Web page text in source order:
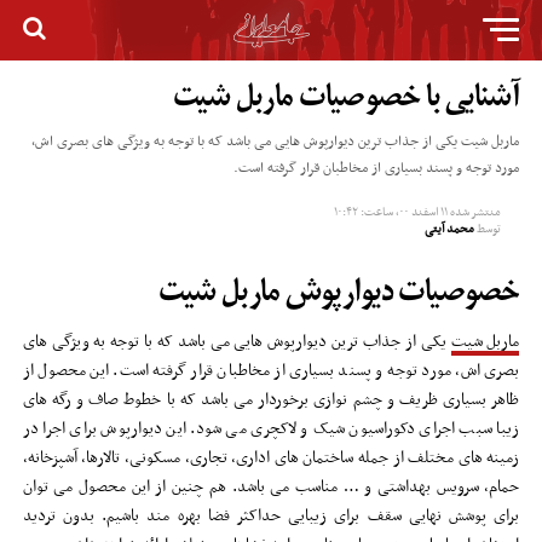
آشنایی با خصوصیات ماربل شیت
ماربل شیت یکی از جذاب ترین دیوارپوش هایی می باشد که با توجه به ویژگی های بصری اش،
مورد توجه و پسند بسیاری از مخاطبان قرار گرفته است.
منتشر شده۱۱ اسفند ۰۰, ساعت: ۱۰:۴۲
توسطمحمد آیتی
خصوصیات دیوارپوش ماربل شیت
ماربل شیت یکی از جذاب ترین دیوارپوش هایی می باشد که با توجه به ویژگی های
بصری اش، مورد توجه و پسند بسیاری از مخاطبان قرار گرفته است. این محصول از
ظاهر بسیاری ظریف و چشم نوازی برخوردار می باشد که با خطوط صاف و رگه های
زیبا سبب اجرای دکوراسیون شیک و لاکچری می شود. این دیوارپوش برای اجرا در
زمینه های مختلف از جمله ساختمان های اداری، تجاری، مسکونی، تالارها، آشپزخانه،
حمام، سرویس بهداشتی و … مناسب می باشد. هم چنین از این محصول می توان
برای پوشش نهایی سقف برای زیبایی حداکثر فضا بهره مند باشیم. بدون تردید